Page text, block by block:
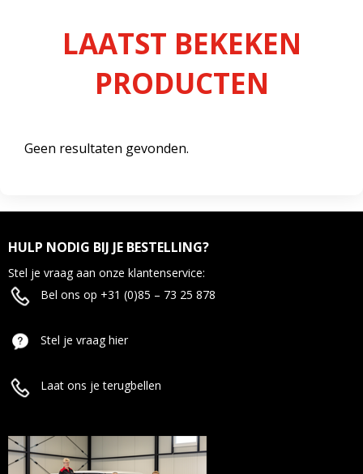
LAATST BEKEKEN
PRODUCTEN
Geen resultaten gevonden.
HULP NODIG BIJ JE BESTELLING?
Stel je vraag aan onze klantenservice:
Bel ons op +31 (0)85 – 73 25 878
Stel je vraag hier
Laat ons je terugbellen